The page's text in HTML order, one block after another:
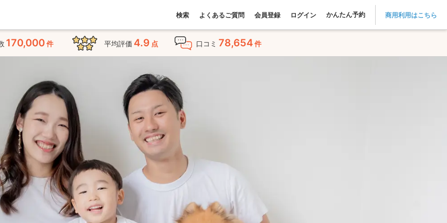
検索 よくあるご質問 会員登録 ログイン かんたん予約 商用利用はこちら
170,000件 平均評価 4.9 点 口コミ 78,654件